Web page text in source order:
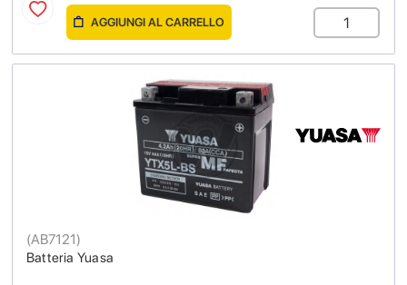
AGGIUNGI AL CARRELLO
Batteria Yuasa
(AB7121)